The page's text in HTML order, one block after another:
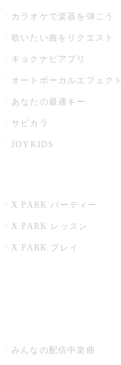
カラオケで楽器を弾こう
歌いたい曲をリクエスト
キョクナビアプリ
オートボーカルエフェクト
あなたの最適キー
サビカラ
JOYKIDS
X PARK パーティー
X PARK レッスン
X PARK プレイ
みんなの配信中楽曲